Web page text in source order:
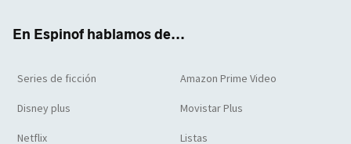
En Espinof hablamos de...
Series de ficción Amazon Prime Video
Disney plus Movistar Plus
Netflix Listas